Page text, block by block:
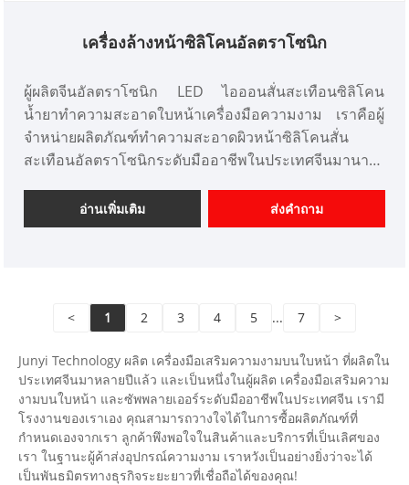
เครื่องล้างหน้าซิลิโคนอัลตราโซนิก
ผู้ผลิตจีนอัลตราโซนิก LED ไอออนสั่นสะเทือนซิลิโคน
น้ำยาทำความสะอาดใบหน้าเครื่องมือความงาม เราคือผู้
จำหน่ายผลิตภัณฑ์ทำความสะอาดผิวหน้าซิลิโคนสั่น
สะเทือนอัลตราโซนิกระดับมืออาชีพในประเทศจีนมานาน
งามที่ปรับแต่งได้ และมีความได้เปรียบด้านราคาที่ดีและ
เสนอบริการออกแบบ ตลาด เราหวังว่าจะได้รับความร่วม
อ่านเพิ่มเติม ส่งคำถาม
< 1 2 3 4 5 ... 7 >
Junyi Technology ผลิต เครื่องมือเสริมความงามบนใบหน้า ที่ผลิตใน
ประเทศจีนมาหลายปีแล้ว และเป็นหนึ่งในผู้ผลิต เครื่องมือเสริมความ
งามบนใบหน้า และซัพพลายเออร์ระดับมืออาชีพในประเทศจีน เรามี
โรงงานของเราเอง คุณสามารถวางใจได้ในการซื้อผลิตภัณฑ์ที่
กำหนดเองจากเรา ลูกค้าพึงพอใจในสินค้าและบริการที่เป็นเลิศของ
เรา ในฐานะผู้ค้าส่งอุปกรณ์ความงาม เราหวังเป็นอย่างยิ่งว่าจะได้
เป็นพันธมิตรทางธุรกิจระยะยาวที่เชื่อถือได้ของคุณ!